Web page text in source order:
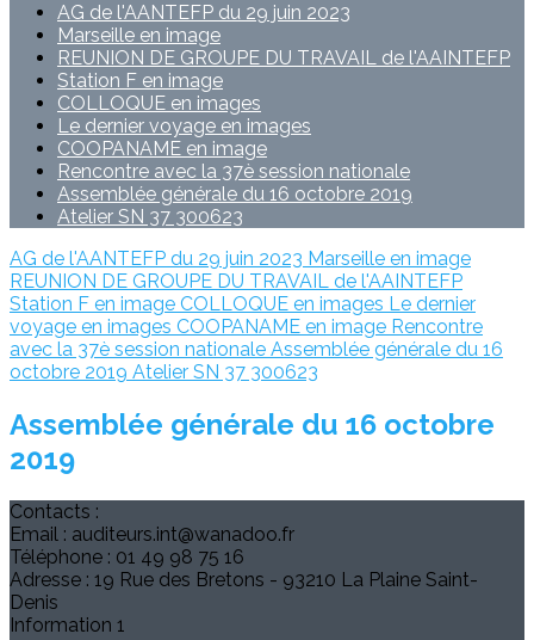
AG de l'AANTEFP du 29 juin 2023
Marseille en image
REUNION DE GROUPE DU TRAVAIL de l'AAINTEFP
Station F en image
COLLOQUE en images
Le dernier voyage en images
COOPANAME en image
Rencontre avec la 37è session nationale
Assemblée générale du 16 octobre 2019
Atelier SN 37 300623
AG de l'AANTEFP du 29 juin 2023 Marseille en image
REUNION DE GROUPE DU TRAVAIL de l'AAINTEFP
Station F en image COLLOQUE en images Le dernier
voyage en images COOPANAME en image Rencontre
avec la 37è session nationale Assemblée générale du 16
octobre 2019 Atelier SN 37 300623
Assemblée générale du 16 octobre
2019
Contacts :
Email : auditeurs.int@wanadoo.fr
Téléphone : 01 49 98 75 16
Adresse : 19 Rue des Bretons - 93210 La Plaine Saint-
Denis
Information 1